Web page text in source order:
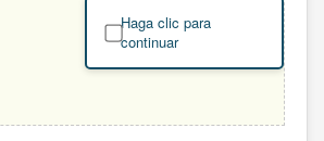
Haga clic para
continuar